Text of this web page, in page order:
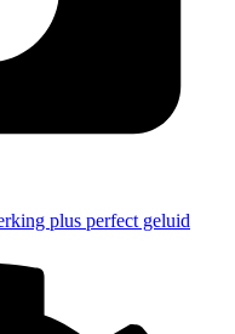
plus perfect geluid